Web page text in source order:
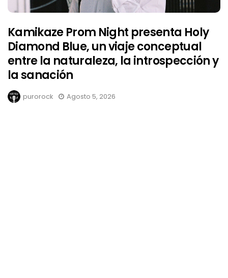
Kamikaze Prom Night presenta Holy
Diamond Blue, un viaje conceptual
entre la naturaleza, la introspección y
la sanación
purorock Agosto 5, 2026